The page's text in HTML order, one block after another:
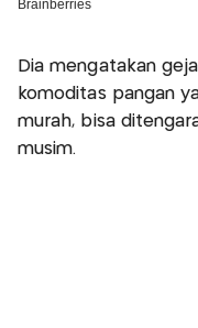
Dia mengatakan
komoditas pangan
murah, bisa
musim.